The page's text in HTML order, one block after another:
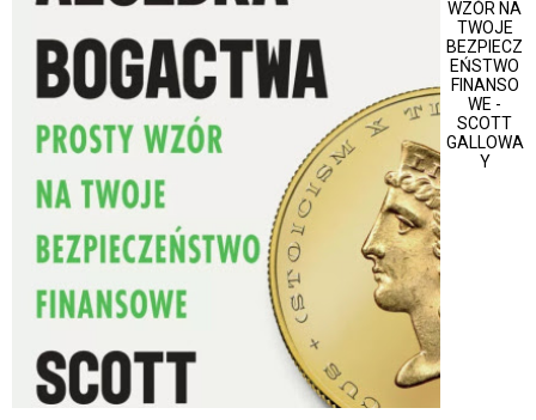
WZÓR NA
TWOJE
BEZPIECZ
EŃSTWO
FINANSO
WE -
SCOTT
GALLOWA
Y